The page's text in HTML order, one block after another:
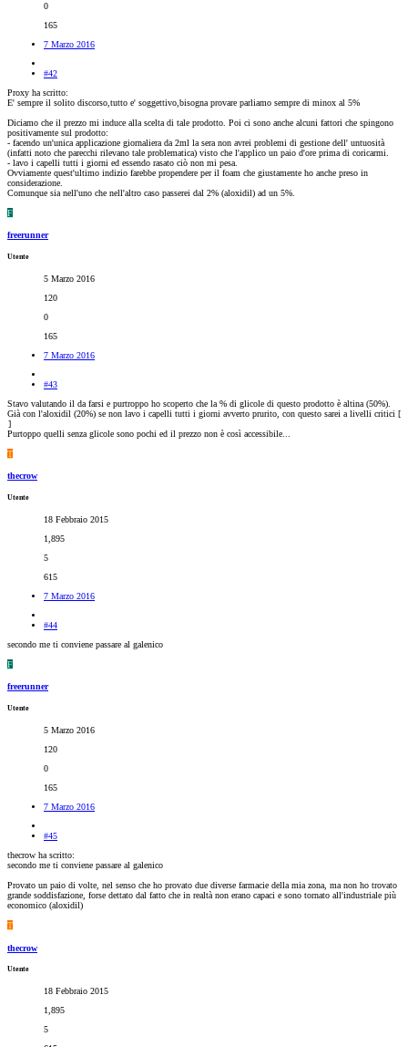
0
165
7 Marzo 2016
#42
Proxy ha scritto:
E' sempre il solito discorso,tutto e' soggettivo,bisogna provare parliamo sempre di minox al 5%
Diciamo che il prezzo mi induce alla scelta di tale prodotto. Poi ci sono anche alcuni fattori che spingono
positivamente sul prodotto:
- facendo un'unica applicazione giornaliera da 2ml la sera non avrei problemi di gestione dell' untuosità
(infatti noto che parecchi rilevano tale problematica) visto che l'applico un paio d'ore prima di coricarmi.
- lavo i capelli tutti i giorni ed essendo rasato ciò non mi pesa.
Ovviamente quest'ultimo indizio farebbe propendere per il foam che giustamente ho anche preso in
considerazione.
Comunque sia nell'uno che nell'altro caso passerei dal 2% (aloxidil) ad un 5%.
F
freerunner
Utente
5 Marzo 2016
120
0
165
7 Marzo 2016
#43
Stavo valutando il da farsi e purtroppo ho scoperto che la % di glicole di questo prodotto è altina (50%).
Già con l'aloxidil (20%) se non lavo i capelli tutti i giorni avverto prurito, con questo sarei a livelli critici [
]
Purtoppo quelli senza glicole sono pochi ed il prezzo non è così accessibile...
T
thecrow
Utente
18 Febbraio 2015
1,895
5
615
7 Marzo 2016
#44
secondo me ti conviene passare al galenico
F
freerunner
Utente
5 Marzo 2016
120
0
165
7 Marzo 2016
#45
thecrow ha scritto:
secondo me ti conviene passare al galenico
Provato un paio di volte, nel senso che ho provato due diverse farmacie della mia zona, ma non ho trovato
grande soddisfazione, forse dettato dal fatto che in realtà non erano capaci e sono tornato all'industriale più
economico (aloxidil)
T
thecrow
Utente
18 Febbraio 2015
1,895
5